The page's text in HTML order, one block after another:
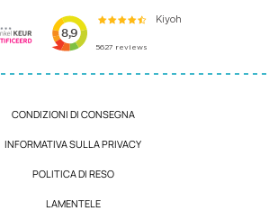
CONDIZIONI DI CONSEGNA
INFORMATIVA SULLA PRIVACY
POLITICA DI RESO
LAMENTELE